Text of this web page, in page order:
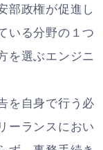
部政権が促進し
いる分野の１つ
を選ぶエンジニ
を自身で行う必
ーランスにおい